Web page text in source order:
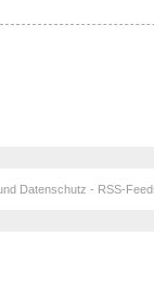
Datenschutz - RSS-